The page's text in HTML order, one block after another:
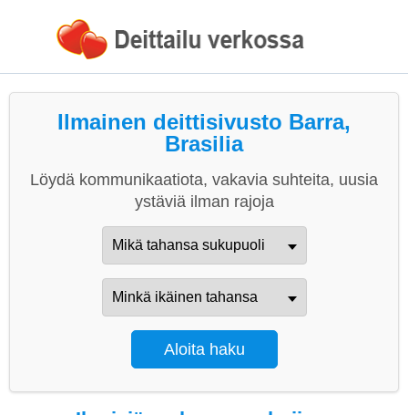
Ilmainen deittisivusto Barra,
Brasilia
Löydä kommunikaatiota, vakavia suhteita, uusia
ystäviä ilman rajoja